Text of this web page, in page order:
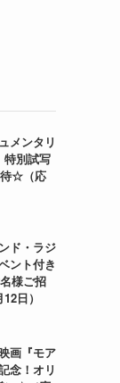
メンタリ
特別試写
待☆（応
ド・ラジ
ント付き
様ご招
日）
画『モア
念！オリ